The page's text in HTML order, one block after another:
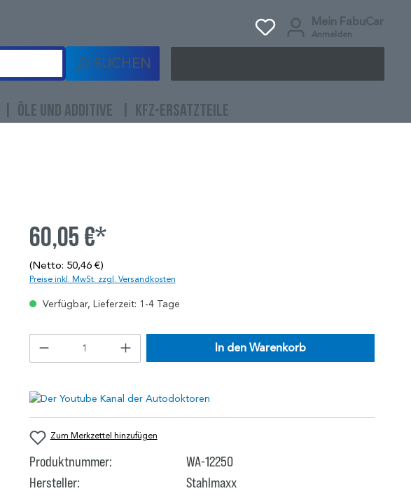
Mein FabuCar
Anmelden
SUCHEN
ÖLE UND ADDITIVE KFZ-ERSATZTEILE
60,05 €*
(Netto: 50,46 €)
Preise inkl. MwSt. zzgl. Versandkosten
Verfügbar, Lieferzeit: 1-4 Tage
In den Warenkorb
Zum Merkzettel hinzufügen
Produktnummer:
WA-12250
Hersteller:
Stahlmaxx